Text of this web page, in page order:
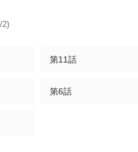
2)
第11話
第6話